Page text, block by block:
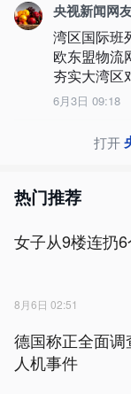
央视新闻网
湾区国际班
欧东盟物流
夯实大湾区
6月3日 09:18
打开
热门推荐
女子从9楼连扔
8月6日 02:51
德国称正全面
人机事件